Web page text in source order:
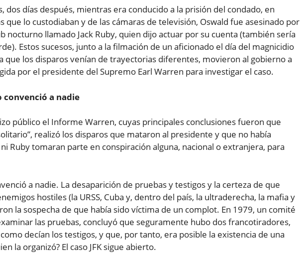
dos días después, mientras era conducido a la prisión del condado, en
que lo custodiaban y de las cámaras de televisión, Oswald fue asesinado por
nocturno llamado Jack Ruby, quien dijo actuar por su cuenta (también sería
Estos sucesos, junto a la filmación de un aficionado el día del magnicidio
que los disparos venían de trayectorias diferentes, movieron al gobierno a
por el presidente del Supremo Earl Warren para investigar el caso.
convenció a nadie
público el Informe Warren, cuyas principales conclusiones fueron que
realizó los disparos que mataron al presidente y que no había
Ruby tomaran parte en conspiración alguna, nacional o extranjera, para
a nadie. La desaparición de pruebas y testigos y la certeza de que
hostiles (la URSS, Cuba y, dentro del país, la ultraderecha, la mafia y
la sospecha de que había sido víctima de un complot. En 1979, un comité
las pruebas, concluyó que seguramente hubo dos francotiradores,
decían los testigos, y que, por tanto, era posible la existencia de una
la organizó? El caso JFK sigue abierto.